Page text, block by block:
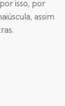
isso, por
assim